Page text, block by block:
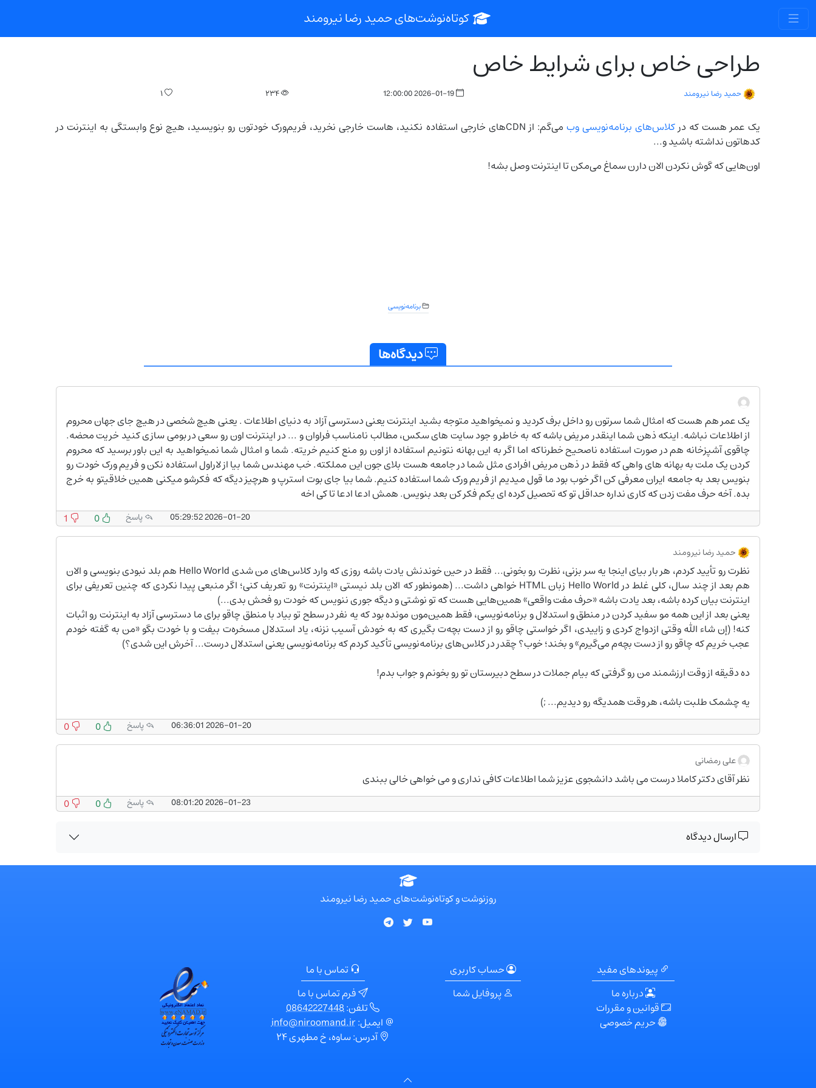
کوتاه‌نوشت‌های حمید رضا نیرومند
طراحی خاص برای شرایط خاص
حمید رضا نیرومند 2026-01-19 12:00:00 ۲۳۴ ۱
یک عمر هست که درکلاس‌های برنامه‌نویسی وب
می‌گم: از CDNهای خارجی استفاده نکنید، هاست خارجی نخرید، فریم‌ورک خودتون رو بنویسید، هیچ نوع وابستگی به اینترنت در
کدهاتون نداشته باشید و...
اون‌هایی که گوش نکردن الان دارن سماغ می‌مکن تا اینترنت وصل بشه!
برنامه‌نویسی
دیدگاه‌ها
یک عمر هم هست که امثال شما سرتون رو داخل برف کردید و نمیخواهید متوجه بشید اینترنت یعنی دسترسی آزاد به دنیای اطلاعات . یعنی هیچ شخصی در هیچ جای جهان محروم
از اطلاعات نباشه. اینکه ذهن شما اینقدر مریض باشه که به خاطر و جود سایت های سکس، مطالب نامناسب فراوان و ... در اینترنت اون رو سعی در بومی سازی کنید خریت محضه.
چاقوی آشپزخانه هم در صورت استفاده ناصحیح خطرناکه اما اگر به این بهانه نتونیم استفاده از اون رو منع کنیم خریته. شما و امثال شما نمیخواهید به این باور برسید که محروم
کردن یک ملت به بهانه های واهی که فقط در ذهن مریض افرادی مثل شما در جامعه هست بلای جون این مملکته. خب مهندس شما بیا از لاراول استفاده نکن و فریم ورک خودت رو
بنویس بعد به جامعه ایران معرفی کن اگر خوب بود ما قول میدیم از فریم ورک شما استفاده کنیم. شما بیا جای بوت استرپ و هرچیز دیگه که فکرشو میکنی همین خلاقیتو به خرج
بده. آخه حرف مفت زدن که کاری نداره حداقل تو که تحصیل کرده ای یکم فکر کن بعد بنویس. همش ادعا ادعا تا کی اخه
2026-01-20 05:29:52 پاسخ 0
1
حمید رضا نیرومند
نظرت رو تأیید کردم، هر بار بیای اینجا یه سر بزنی، نظرت رو بخونی... فقط در حین خوندنش یادت باشه روزی که وارد کلاس‌های من شدی Hello World هم بلد نبودی بنویسی و الان
هم بعد از چند سال، کلی غلط در Hello World زبان HTML خواهی داشت... (همونطور که الان بلد نیستی «اینترنت» رو تعریف کنی؛ اگر منبعی پیدا نکردی که چنین تعریفی برای
اینترنت بیان کرده باشه، بعد یادت باشه «حرف مفت واقعی» همین‌هایی هست که تو نوشتی و دیگه جوری ننویس که خودت رو فحش بدی...)
یعنی بعد از این همه مو سفید کردن در منطق و استدلال و برنامه‌نویسی، فقط همین‌مون مونده بود که یه نفر در سطح تو بیاد با منطق چاقو برای ما دسترسی آزاد به اینترنت رو اثبات
کنه! (إن شاء الله وقتی ازدواج کردی و زاییدی، اگر خواستی چاقو رو از دست بچه‌ت بگیری که به خودش آسیب نزنه، یاد استدلال مسخره‌ت بیفت و با خودت بگو «من به گفته خودم
عجب خریم که چاقو رو از دست بچه‌م می‌گیرم» و بخند؛ خوب؟ چقدر در کلاس‌های برنامه‌نویسی تأکید کردم که برنامه‌نویسی یعنی استدلال درست... آخرش این شدی؟)
ده دقیقه از وقت ارزشمند من رو گرفتی که بیام جملات در سطح دبیرستان تو رو بخونم و جواب بدم!
یه چشمک طلبت باشه، هر وقت همدیگه رو دیدیم... ;)
2026-01-20 06:36:01 پاسخ 0
0
علی رمضانی
نظر آقای دکتر کاملا درست می باشد دانشجوی عزیز شما اطلاعات کافی نداری و می خواهی خالی ببندی
2026-01-23 08:01:20 پاسخ 0
0
ارسال دیدگاه
روزنوشت و کوتاه‌نوشت‌های حمید رضا نیرومند
پیوندهای مفید
درباره ما
قوانین و مقررات
حریم خصوصی
حساب کاربری
پروفایل شما
تماس با ما
فرم تماس با ما
تلفن:08642227448
ایمیل:info@niroomand.ir
آدرس: ساوه، خ مطهری ۲۴